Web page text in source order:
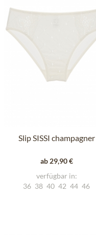
Slip SISSI champagner
ab 29,90 €
verfügbar in:
36 38 40 42 44 46